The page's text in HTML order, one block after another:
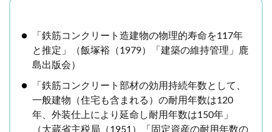
「鉄筋コンクリート造建物の物理的寿命を117年
と推定」（飯塚裕（1979）「建築の維持管理」鹿
島出版会）
「鉄筋コンクリート部材の効用持続年数として、
一般建物（住宅も含まれる）の耐用年数は120
年、外装仕上により延命し耐用年数は150年」
（大蔵省主税局（1951）「固定資産の耐用年数の